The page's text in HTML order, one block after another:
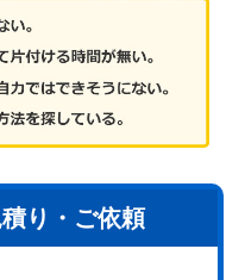
り・ご依頼